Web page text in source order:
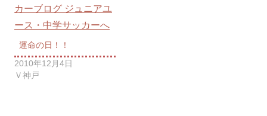
運命の日！！
2010年12月4日
Ｖ神戸